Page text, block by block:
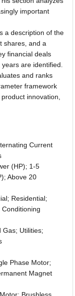
important
a description of the
shares, and a
financial deals
are identified.
and ranks
framework
innovation,
Current
(HP); 1-5
Above 20
Residential;
Conditioning
Gas; Utilities;
Phase Motor;
Magnet
Brushless